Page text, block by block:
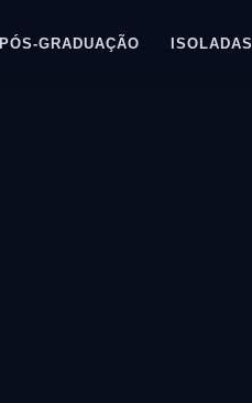
PÓS-GRADUAÇÃO ISOLADAS